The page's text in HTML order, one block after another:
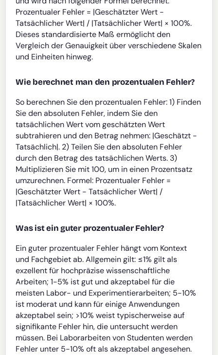
Prozentualer Fehler = |Geschätzter Wert -
Tatsächlicher Wert| / |Tatsächlicher Wert| × 100%.
Dieses standardisierte Maß ermöglicht den
Vergleich der Genauigkeit über verschiedene Skalen
und Einheiten hinweg.
Wie berechnet man den prozentualen Fehler?
So berechnen Sie den prozentualen Fehler: 1) Finden
Sie den absoluten Fehler, indem Sie den
tatsächlichen Wert vom geschätzten Wert
subtrahieren und den Betrag nehmen: |Geschätzt -
Tatsächlich|. 2) Teilen Sie den absoluten Fehler
durch den Betrag des tatsächlichen Werts. 3)
Multiplizieren Sie mit 100, um in einen Prozentsatz
umzurechnen. Formel: Prozentualer Fehler =
|Geschätzter Wert - Tatsächlicher Wert| /
|Tatsächlicher Wert| × 100%.
Was ist ein guter prozentualer Fehler?
Ein guter prozentualer Fehler hängt vom Kontext
und Fachgebiet ab. Allgemein gilt: ≤1% gilt als
exzellent für hochpräzise wissenschaftliche
Arbeiten; 1-5% ist gut und akzeptabel für die
meisten Labor- und Experimentierarbeiten; 5-10%
ist moderat und kann für einige Anwendungen
akzeptabel sein; >10% weist typischerweise auf
signifikante Fehler hin, die untersucht werden
müssen. Bei Laborarbeiten von Studenten werden
Fehler unter 5-10% oft als akzeptabel angesehen.